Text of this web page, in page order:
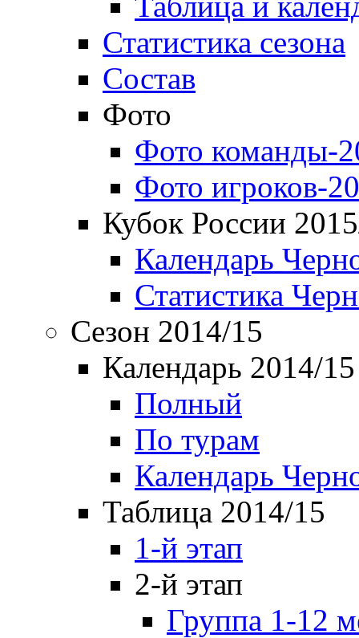
Статистика сезона
Состав
Фото
Фото команды-
Фото игроков-
Кубок России
Календарь
Статистика
Сезон 2014/15
Календарь 2014/15
Полный
По турам
Календарь
Таблица 2014/15
1-й этап
2-й этап
Группа 1-12